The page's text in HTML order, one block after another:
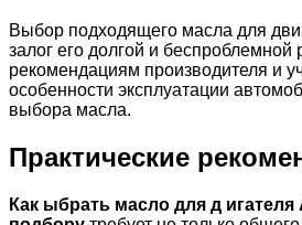
Выбор подходящего масла для
залог его долгой и
рекомендациям производителя и
особенности эксплуатации
выбора масла.
Практические
Как ыбрать масло для д